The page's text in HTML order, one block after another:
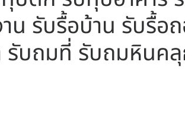
าน รับรื้อบ้าน รับรื้อ
รับถมที่ รับถมหินค